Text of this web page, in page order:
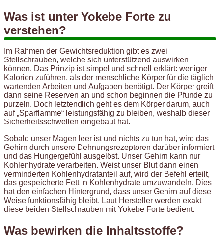
Was ist unter Yokebe Forte zu
verstehen?
Im Rahmen der Gewichtsreduktion gibt es zwei
Stellschrauben, welche sich unterstützend auswirken
können. Das Prinzip ist simpel und schnell erklärt: weniger
Kalorien zuführen, als der menschliche Körper für die täglich
wartenden Arbeiten und Aufgaben benötigt. Der Körper greift
dann seine Reserven an und schon beginnen die Pfunde zu
purzeln. Doch letztendlich geht es dem Körper darum, auch
auf „Sparflamme“ leistungsfähig zu bleiben, weshalb dieser
Sicherheitsschwellen eingebaut hat.
Sobald unser Magen leer ist und nichts zu tun hat, wird das
Gehirn durch unsere Dehnungsrezeptoren darüber informiert
und das Hungergefühl ausgelöst. Unser Gehirn kann nur
Kohlenhydrate verarbeiten. Weist unser Blut dann einen
verminderten Kohlenhydratanteil auf, wird der Befehl erteilt,
das gespeicherte Fett in Kohlenhydrate umzuwandeln. Dies
hat den einfachen Hintergrund, dass unser Gehirn auf diese
Weise funktionsfähig bleibt. Laut Hersteller werden exakt
diese beiden Stellschrauben mit Yokebe Forte bedient.
Was bewirken die Inhaltsstoffe?